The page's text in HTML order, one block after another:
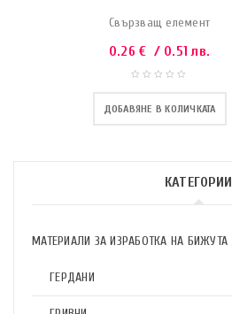
КАТЕГОРИИ
МАТЕРИАЛИ ЗА ИЗРАБОТКА НА БИЖУТА
ГЕРДАНИ
Свързващ елемент
0.26€ / 0.51 лв.
ДОБАВЯНЕ В КОЛИЧКАТА